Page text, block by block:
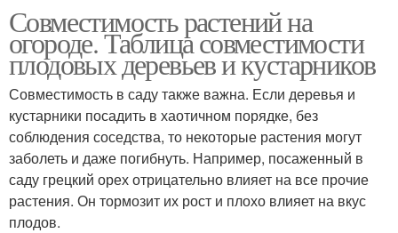
Совместимость растений на
огороде. Таблица совместимости
плодовых деревьев и кустарников
Совместимость в саду также важна. Если деревья и
кустарники посадить в хаотичном порядке, без
соблюдения соседства, то некоторые растения могут
заболеть и даже погибнуть. Например, посаженный в
саду грецкий орех отрицательно влияет на все прочие
растения. Он тормозит их рост и плохо влияет на вкус
плодов.